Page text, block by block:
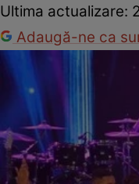
Ultima actualizare:
Adaugă-ne ca